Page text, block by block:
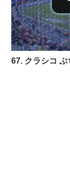
67. クラシコ